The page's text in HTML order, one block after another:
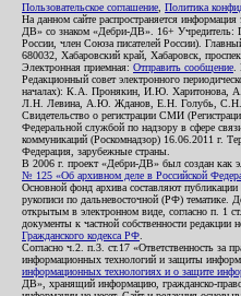
Пользовательское соглашение Политика
На данном сайте распространяется
ДВ» со знаком «Дебри-ДВ». 16+
России, член Союза писателей России).
680032, Хабаровский край, Хабаровск,
Электронная приемная: Отправить сообщение
Редакционный совет электронного
началах): К.А. Пронякин, И.Ю.
Л.Н. Левина, А.Ю. Жданов, Е.Н. Голубь,
Свидетельство о регистрации СМИ
Федеральной службой по надзору в сфере
коммуникаций (Роскомнадзор) 16.06.2011 г.
Федерация, зарубежные страны.
В 2006 г. проект «Дебри-ДВ» был создан как
№ 125 «Об архивном деле в Российской
Основной фонд архива составляют
рукописи по дальневосточной (РФ) тематике.
открытым в электронном виде, согласно п. 1
документы к частной собственности редакции
Гражданского кодекса РФ
Согласно ч.2. п.3. ст.17 «Ответственность за
информационных технологий и защиты
информационных технологиях и о защите
ДВ», хранящий информацию, гражданско-